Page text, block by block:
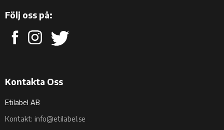
Följ oss på:
Kontakta Oss
Etilabel AB
Kontakt: info@etilabel.se